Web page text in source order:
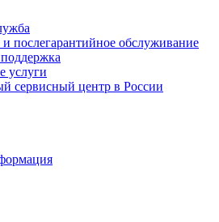
послегарантийное обслуживание
услуги
сервисный центр в России